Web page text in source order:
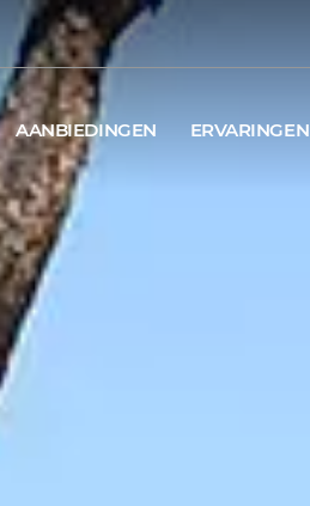
AANBIEDINGEN ERVARINGEN